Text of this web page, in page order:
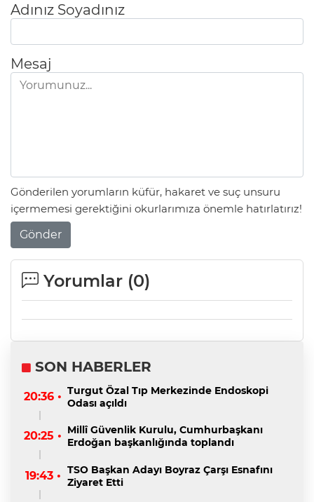
Adınız Soyadınız
Mesaj
Gönderilen yorumların küfür, hakaret ve suç unsuru
içermemesi gerektiğini okurlarımıza önemle hatırlatırız!
Gönder
Yorumlar (0)
SON HABERLER
20:36 • Turgut Özal Tıp Merkezinde Endoskopi
Odası açıldı
20:25 • Millî Güvenlik Kurulu, Cumhurbaşkanı
Erdoğan başkanlığında toplandı
19:43 • TSO Başkan Adayı Boyraz Çarşı Esnafını
Ziyaret Etti